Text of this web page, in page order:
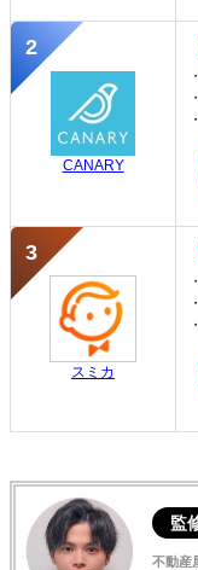
CANARY
スミカ
監
不動産